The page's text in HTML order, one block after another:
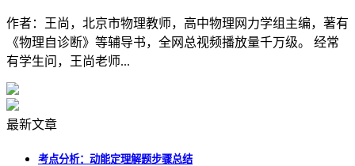
作者：王尚，北京市物理教师，高中物理网力学组主编，著有
《物理自诊断》等辅导书，全网总视频播放量千万级。 经常
有学生问，王尚老师...
最新文章
考点分析：动能定理解题步骤总结